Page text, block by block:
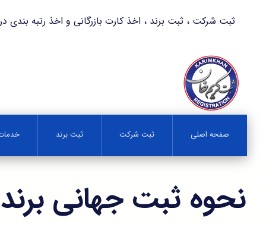
ثبت شرکت ، ثبت برند ، اخذ کارت بازرگانی و اخذ رتبه بندی در کمترین
صفحه اصلی ثبت شرکت ثبت برند
نحوه ثبت جهانی برند